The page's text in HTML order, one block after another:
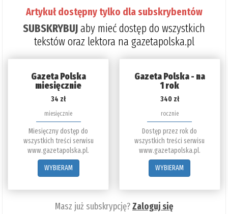
Artykuł dostępny tylko dla subskrybentów
SUBSKRYBUJaby mieć dostęp do wszystkich
tekstów oraz lektora na gazetapolska.pl
Gazeta Polska
miesięcznie
34 zł
miesięcznie
Miesięczny dostęp do
wszystkich treści serwisu
www.gazetapolska.pl.
WYBIERAM
Gazeta Polska - na
1 rok
340 zł
rocznie
Dostęp przez rok do
wszystkich treści serwisu
www.gazetapolska.pl.
WYBIERAM
Masz już subskrypcję?Zaloguj się